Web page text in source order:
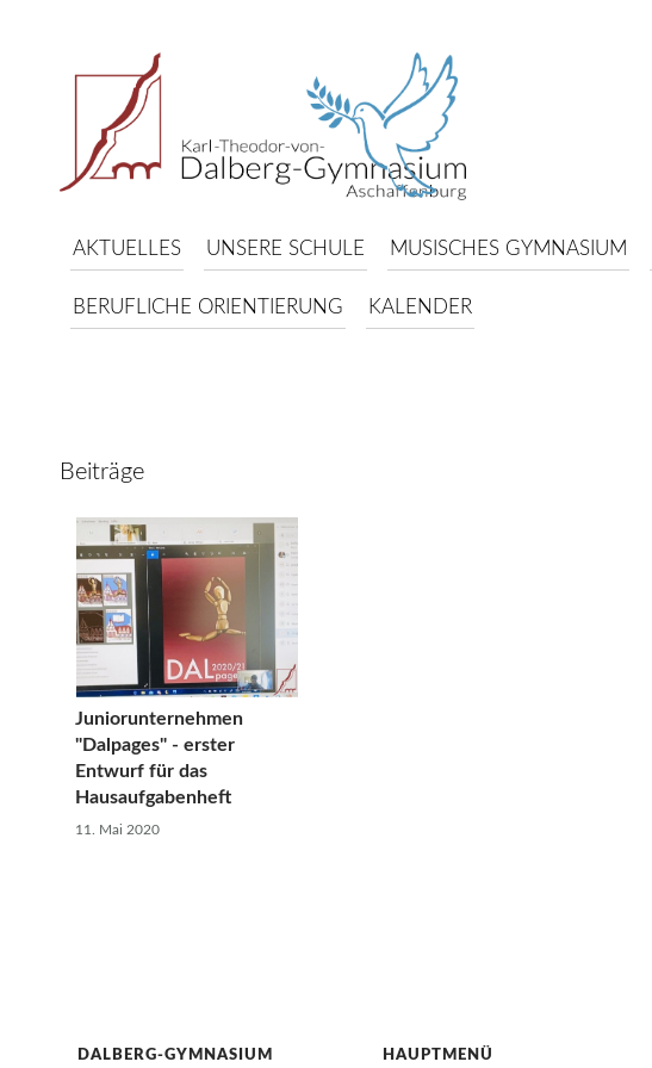
AKTUELLES UNSERE SCHULE MUSISCHES GYMNASIUM
BERUFLICHE ORIENTIERUNG KALENDER
Beiträge
Juniorunternehmen
"Dalpages" - erster
Entwurf für das
Hausaufgabenheft
11. Mai 2020
DALBERG-GYMNASIUM HAUPTMENÜ